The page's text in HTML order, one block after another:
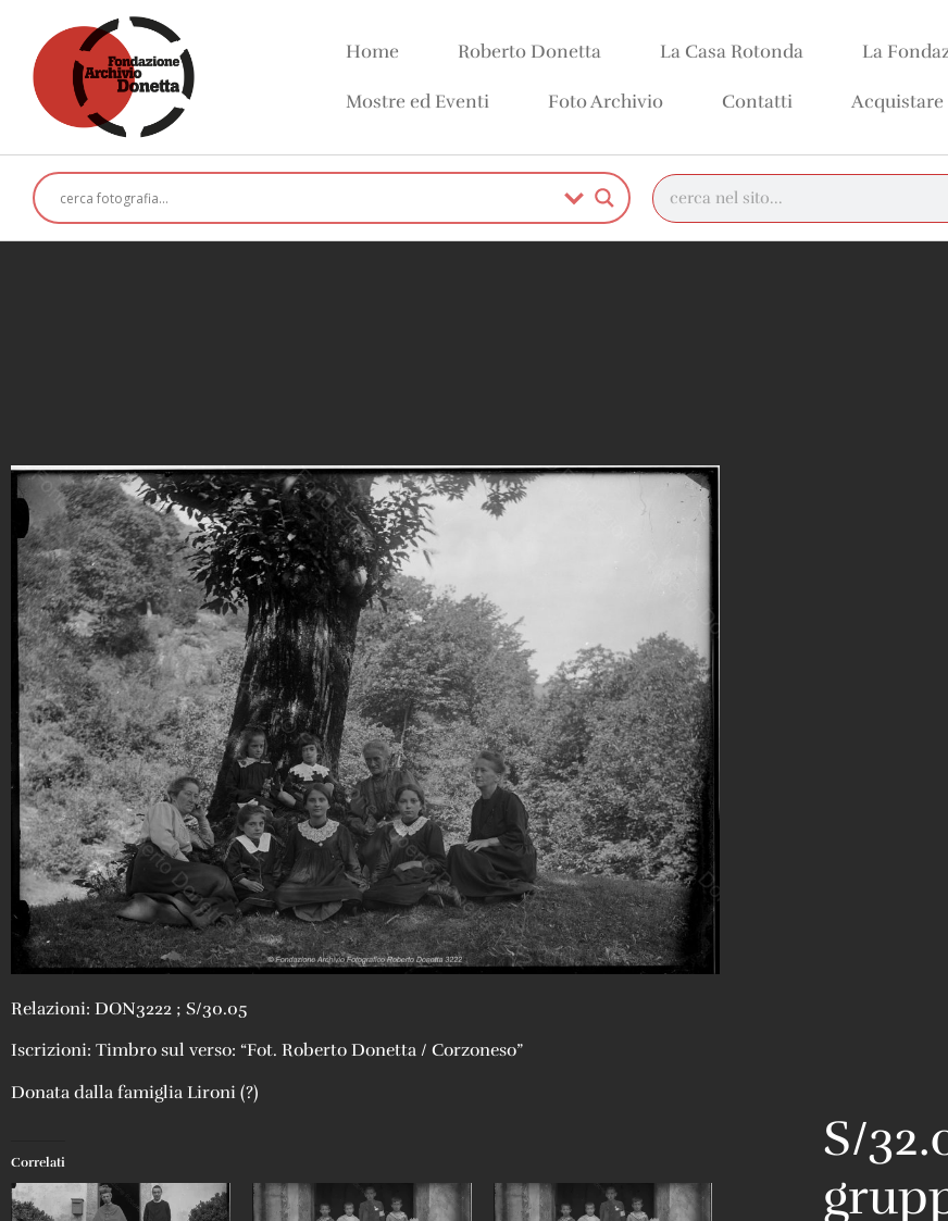
Home Roberto Donetta La Casa Rotonda La
Mostre ed Eventi Foto Archivio Contatti Acquistare
Relazioni: DON3222 ; S/30.05
Iscrizioni: Timbro sul verso: “Fot. Roberto Donetta / Corzoneso”
Donata dalla famiglia Lironi (?)
Correlati
S/